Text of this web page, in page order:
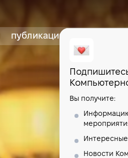
публикации
Вы получите:
Интересные
Новости